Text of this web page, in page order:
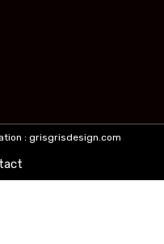
: grisgrisdesign.com